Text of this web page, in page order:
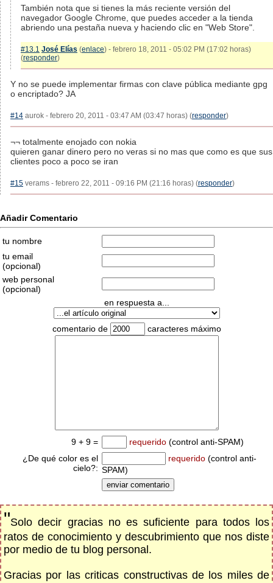
También nota que si tienes la más reciente versión del
navegador Google Chrome, que puedes acceder a la tienda
abriendo una pestaña nueva y haciendo clic en "Web Store".
#13.1 José Elías (enlace) - febrero 18, 2011 - 05:02 PM (17:02 horas)
(responder)
Y no se puede implementar firmas con clave pública mediante gpg
o encriptado? JA
#14 aurok - febrero 20, 2011 - 03:47 AM (03:47 horas) (responder)
¬¬ totalmente enojado con nokia
quieren ganar dinero pero no veras si no mas que como es que sus
clientes poco a poco se iran
#15 verams - febrero 22, 2011 - 09:16 PM (21:16 horas) (responder)
Añadir Comentario
tu nombre
tu email
(opcional)
web personal
(opcional)
en respuesta a...
comentario de caracteres máximo
9 + 9 = requerido (control anti-SPAM)
¿De qué color es el
cielo?:
requerido (control anti-
SPAM)
"Solo decir gracias no es suficiente para todos los
ratos de conocimiento y descubrimiento que nos diste
por medio de tu blog personal.
Gracias por las criticas constructivas de los miles de